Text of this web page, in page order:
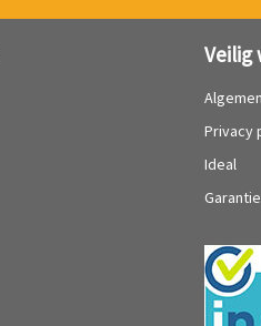
Veilig
Privacy
Ideal
Garantie